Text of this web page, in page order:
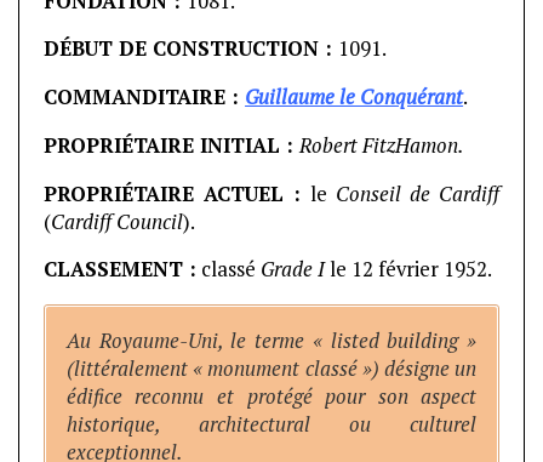
DÉBUT DE CONSTRUCTION : 1091.
COMMANDITAIRE : Guillaume le Conquérant.
PROPRIÉTAIRE INITIAL :Robert FitzHamon.
PROPRIÉTAIRE ACTUEL : le Conseil de Cardiff
(Cardiff Council).
CLASSEMENT : classé Grade Ile 12 février 1952.
Au Royaume-Uni, le terme « listed building »
(littéralement « monument classé ») désigne un
édifice reconnu et protégé pour son aspect
historique, architectural ou culturel
exceptionnel.